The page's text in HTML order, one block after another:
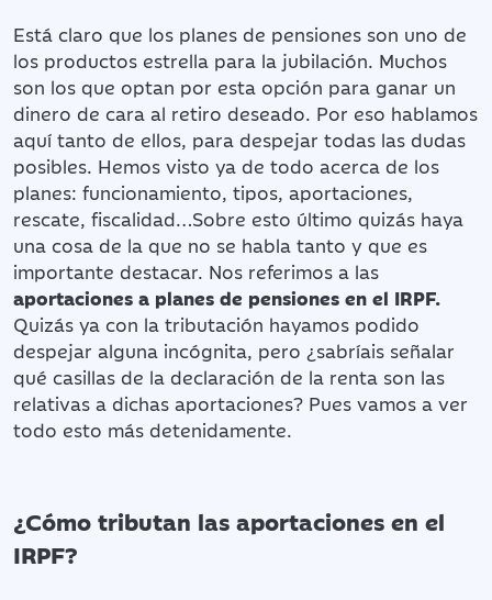
Está claro que los planes de pensiones son uno de
los productos estrella para la jubilación. Muchos
son los que optan por esta opción para ganar un
dinero de cara al retiro deseado. Por eso hablamos
aquí tanto de ellos, para despejar todas las dudas
posibles. Hemos visto ya de todo acerca de los
planes: funcionamiento, tipos, aportaciones,
rescate, fiscalidad…Sobre esto último quizás haya
una cosa de la que no se habla tanto y que es
importante destacar. Nos referimos a las
aportaciones a planes de pensiones en el IRPF.
Quizás ya con la tributación hayamos podido
despejar alguna incógnita, pero ¿sabríais señalar
qué casillas de la declaración de la renta son las
relativas a dichas aportaciones? Pues vamos a ver
todo esto más detenidamente.
¿Cómo tributan las aportaciones en el
IRPF?